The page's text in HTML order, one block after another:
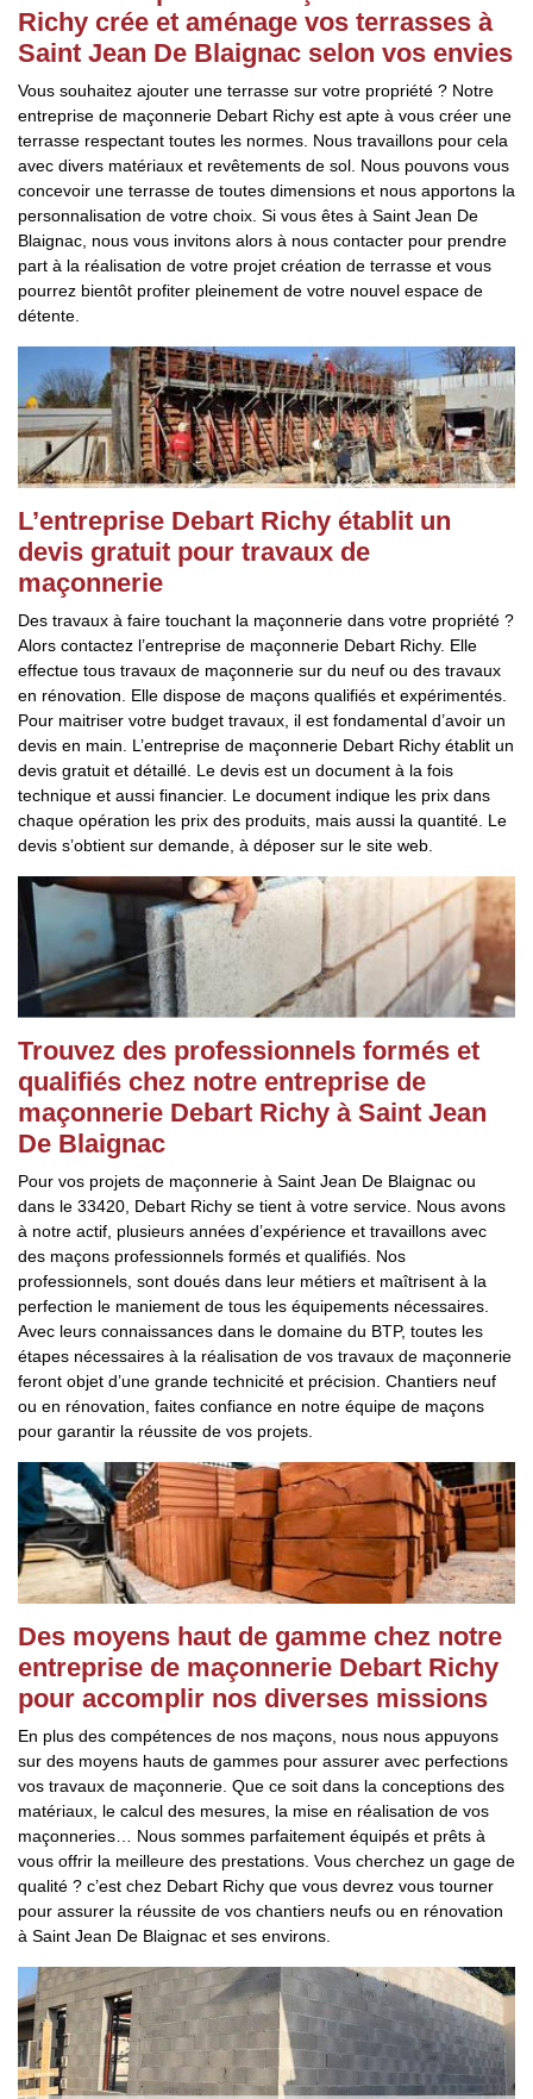
Richy crée et aménage vos terrasses à
Saint Jean De Blaignac selon vos envies
Vous souhaitez ajouter une terrasse sur votre propriété ? Notre
entreprise de maçonnerie Debart Richy est apte à vous créer une
terrasse respectant toutes les normes. Nous travaillons pour cela
avec divers matériaux et revêtements de sol. Nous pouvons vous
concevoir une terrasse de toutes dimensions et nous apportons la
personnalisation de votre choix. Si vous êtes à Saint Jean De
Blaignac, nous vous invitons alors à nous contacter pour prendre
part à la réalisation de votre projet création de terrasse et vous
pourrez bientôt profiter pleinement de votre nouvel espace de
détente.
L’entreprise Debart Richy établit un
devis gratuit pour travaux de
maçonnerie
Des travaux à faire touchant la maçonnerie dans votre propriété ?
Alors contactez l’entreprise de maçonnerie Debart Richy. Elle
effectue tous travaux de maçonnerie sur du neuf ou des travaux
en rénovation. Elle dispose de maçons qualifiés et expérimentés.
Pour maitriser votre budget travaux, il est fondamental d’avoir un
devis en main. L’entreprise de maçonnerie Debart Richy établit un
devis gratuit et détaillé. Le devis est un document à la fois
technique et aussi financier. Le document indique les prix dans
chaque opération les prix des produits, mais aussi la quantité. Le
devis s’obtient sur demande, à déposer sur le site web.
Trouvez des professionnels formés et
qualifiés chez notre entreprise de
maçonnerie Debart Richy à Saint Jean
De Blaignac
Pour vos projets de maçonnerie à Saint Jean De Blaignac ou
dans le 33420, Debart Richy se tient à votre service. Nous avons
à notre actif, plusieurs années d’expérience et travaillons avec
des maçons professionnels formés et qualifiés. Nos
professionnels, sont doués dans leur métiers et maîtrisent à la
perfection le maniement de tous les équipements nécessaires.
Avec leurs connaissances dans le domaine du BTP, toutes les
étapes nécessaires à la réalisation de vos travaux de maçonnerie
feront objet d’une grande technicité et précision. Chantiers neuf
ou en rénovation, faites confiance en notre équipe de maçons
pour garantir la réussite de vos projets.
Des moyens haut de gamme chez notre
entreprise de maçonnerie Debart Richy
pour accomplir nos diverses missions
En plus des compétences de nos maçons, nous nous appuyons
sur des moyens hauts de gammes pour assurer avec perfections
vos travaux de maçonnerie. Que ce soit dans la conceptions des
matériaux, le calcul des mesures, la mise en réalisation de vos
maçonneries… Nous sommes parfaitement équipés et prêts à
vous offrir la meilleure des prestations. Vous cherchez un gage de
qualité ? c’est chez Debart Richy que vous devrez vous tourner
pour assurer la réussite de vos chantiers neufs ou en rénovation
à Saint Jean De Blaignac et ses environs.